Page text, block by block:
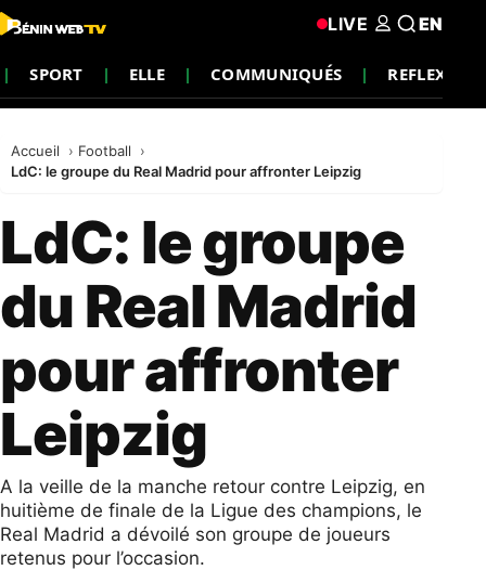
SPORT ELLE COMMUNIQUÉS REFLEXION
LIVE EN
Accueil
Football
LdC: le groupe du Real Madrid pour affronter Leipzig
LdC: le groupe
du Real Madrid
pour affronter
Leipzig
A la veille de la manche retour contre Leipzig, en
huitième de finale de la Ligue des champions, le
Real Madrid a dévoilé son groupe de joueurs
retenus pour l’occasion.